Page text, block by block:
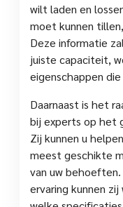
wilt laden en
moet kunnen
Deze informatie
juiste capaciteit,
eigenschappen
Daarnaast is het
bij experts op het
Zij kunnen u
meest geschikte
van uw
ervaring kunnen